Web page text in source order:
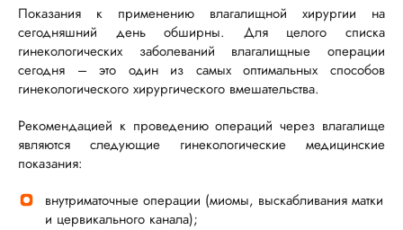
Показания к применению влагалищной хирургии на
сегодняшний день обширны. Для целого списка
гинекологических заболеваний влагалищные операции
сегодня – это один из самых оптимальных способов
гинекологического хирургического вмешательства.
Рекомендацией к проведению операций через влагалище
являются следующие гинекологические медицинские
показания:
внутриматочные операции (миомы, выскабливания матки
и цервикального канала);